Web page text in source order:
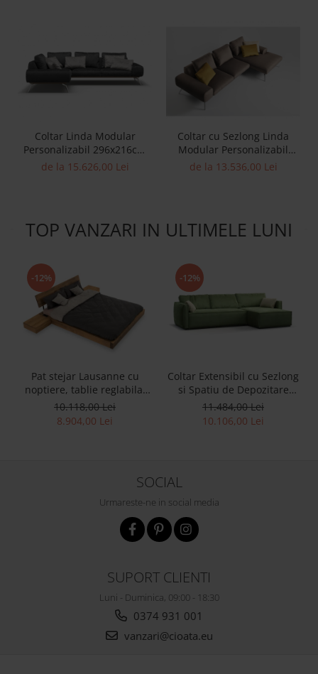
Coltar Linda Modular
Personalizabil 296x216cm
Stil Scandinav Cadru Metal
de la 15.626,00 Lei
Coltar cu Sezlong Linda
Modular Personalizabil
310cm Stil Contemporan
de la 13.536,00 Lei
TOP VANZARI IN ULTIMELE LUNI
-12%
Pat stejar Lausanne cu
noptiere, tablie reglabila,
lemn masiv, stil
contemporan,
10.118,00 Lei
8.904,00 Lei
-12%
Coltar Extensibil cu Sezlong
si Spatiu de Depozitare
Esse Personalizabil 309cm
Stil Contemporan Cadru
11.484,00 Lei
10.106,00 Lei
SOCIAL
Urmareste-ne in social media
SUPORT CLIENTI
Luni - Duminica, 09:00 - 18:30
0374 931 001
vanzari@cioata.eu